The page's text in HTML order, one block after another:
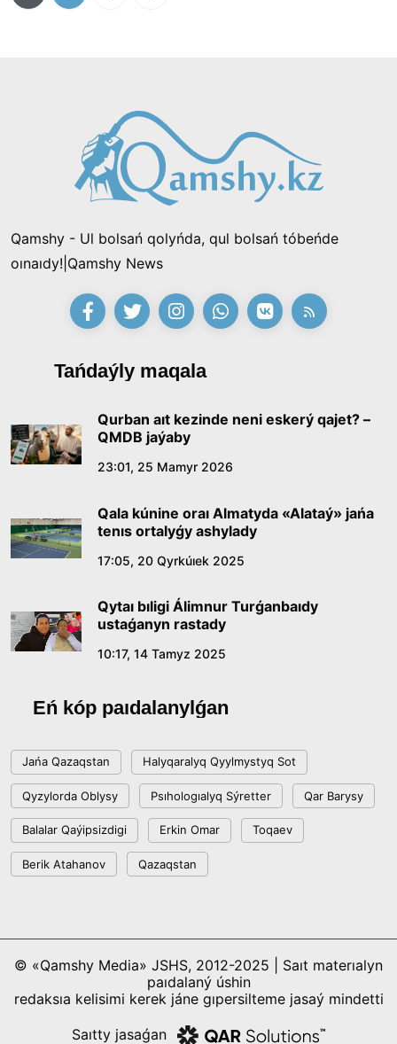
Qamshy - Ul bolsań qolyńda, qul bolsań tóbeńde
oınaıdy!|Qamshy News
Tańdaýly maqala
Qurban aıt kezinde neni eskerý qajet? –
QMDB jaýaby
23:01, 25 Mamyr 2026
Qala kúnine oraı Almatyda «Alataý» jańa
tenıs ortalyǵy ashylady
17:05, 20 Qyrkúıek 2025
Qytaı bıligi Álimnur Turǵanbaıdy
ustaǵanyn rastady
10:17, 14 Tamyz 2025
Eń kóp paıdalanylǵan
Jańa Qazaqstan Halyqaralyq Qyylmystyq Sot
Qyzylorda Oblysy Psıhologıalyq Sýretter Qar Barysy
Balalar Qaýipsizdigi Erkin Omar Toqaev
Berik Atahanov Qazaqstan
© «Qamshy Media» JSHS, 2012-2025 | Saıt materıalyn
paıdalaný úshin
redaksıa kelisimi kerek jáne gıpersilteme jasaý mindetti
Saıtty jasaǵan